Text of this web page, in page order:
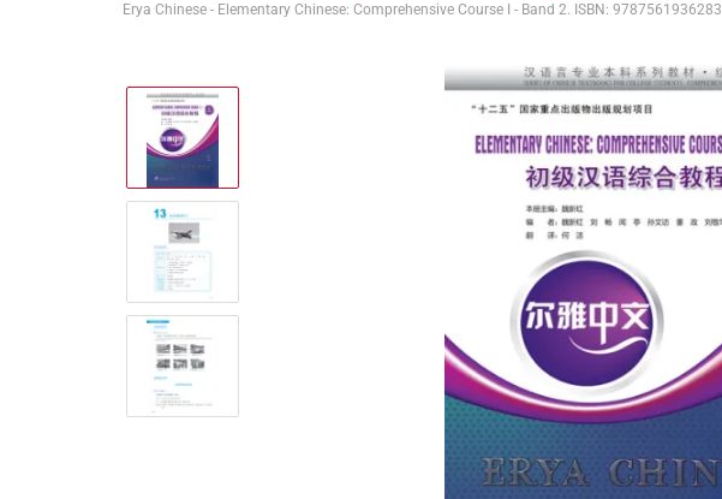
Erya Chinese - Elementary Chinese: Comprehensive Course I - Band 2. ISBN: 9787561936283